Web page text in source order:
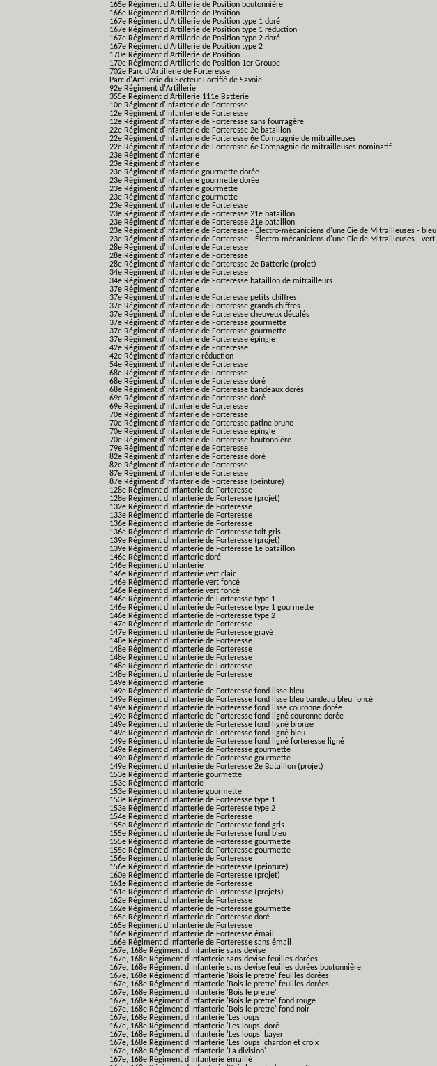
165e Régiment d'Artillerie de Position boutonnière
166e Régiment d'Artillerie de Position
167e Régiment d'Artillerie de Position type 1 doré
167e Régiment d'Artillerie de Position type 1 réduction
167e Régiment d'Artillerie de Position type 2 doré
167e Régiment d'Artillerie de Position type 2
170e Régiment d'Artillerie de Position
170e Régiment d'Artillerie de Position 1er Groupe
702e Parc d'Artillerie de Forteresse
Parc d'Artillerie du Secteur Fortifié de Savoie
92e Régiment d'Artillerie
355e Régiment d'Artillerie 111e Batterie
10e Régiment d'Infanterie de Forteresse
12e Régiment d'Infanterie de Forteresse
12e Régiment d'Infanterie de Forteresse sans fourragère
22e Régiment d'Infanterie de Forteresse 2e bataillon
22e Régiment d'Infanterie de Forteresse 6e Compagnie de mitrailleuses
22e Régiment d'Infanterie de Forteresse 6e Compagnie de mitrailleuses nominatif
23e Régiment d'Infanterie
23e Régiment d'Infanterie
23e Régiment d'Infanterie gourmette dorée
23e Régiment d'Infanterie gourmette dorée
23e Régiment d'Infanterie gourmette
23e Régiment d'Infanterie gourmette
23e Régiment d'Infanterie de Forteresse
23e Régiment d'Infanterie de Forteresse 21e bataillon
23e Régiment d'Infanterie de Forteresse 21e bataillon
23e Régiment d'Infanterie de Forteresse - Électro-mécaniciens d'une Cie de Mitrailleuses - bleu
23e Régiment d'Infanterie de Forteresse - Électro-mécaniciens d'une Cie de Mitrailleuses - vert
28e Régiment d'Infanterie de Forteresse
28e Régiment d'Infanterie de Forteresse
28e Régiment d'Infanterie de Forteresse 2e Batterie (projet)
34e Régiment d'Infanterie de Forteresse
34e Régiment d'Infanterie de Forteresse bataillon de mitrailleurs
37e Régiment d'Infanterie
37e Régiment d'Infanterie de Forteresse petits chiffres
37e Régiment d'Infanterie de Forteresse grands chiffres
37e Régiment d'Infanterie de Forteresse cheuveux décalés
37e Régiment d'Infanterie de Forteresse gourmette
37e Régiment d'Infanterie de Forteresse gourmette
37e Régiment d'Infanterie de Forteresse épingle
42e Régiment d'Infanterie de Forteresse
42e Régiment d'Infanterie réduction
54e Régiment d'Infanterie de Forteresse
68e Régiment d'Infanterie de Forteresse
68e Régiment d'Infanterie de Forteresse doré
68e Régiment d'Infanterie de Forteresse bandeaux dorés
69e Régiment d'Infanterie de Forteresse doré
69e Régiment d'Infanterie de Forteresse
70e Régiment d'Infanterie de Forteresse
70e Régiment d'Infanterie de Forteresse patine brune
70e Régiment d'Infanterie de Forteresse épingle
70e Régiment d'Infanterie de Forteresse boutonnière
79e Régiment d'Infanterie de Forteresse
82e Régiment d'Infanterie de Forteresse doré
82e Régiment d'Infanterie de Forteresse
87e Régiment d'Infanterie de Forteresse
87e Régiment d'Infanterie de Forteresse (peinture)
128e Régiment d'Infanterie de Forteresse
128e Régiment d'Infanterie de Forteresse (projet)
132e Régiment d'Infanterie de Forteresse
133e Régiment d'Infanterie de Forteresse
136e Régiment d'Infanterie de Forteresse
136e Régiment d'Infanterie de Forteresse toit gris
139e Régiment d'Infanterie de Forteresse (projet)
139e Régiment d'Infanterie de Forteresse 1e bataillon
146e Régiment d'Infanterie doré
146e Régiment d'Infanterie
146e Régiment d'Infanterie vert clair
146e Régiment d'Infanterie vert foncé
146e Régiment d'Infanterie vert foncé
146e Régiment d'Infanterie de Forteresse type 1
146e Régiment d'Infanterie de Forteresse type 1 gourmette
146e Régiment d'Infanterie de Forteresse type 2
147e Régiment d'Infanterie de Forteresse
147e Régiment d'Infanterie de Forteresse gravé
148e Régiment d'Infanterie de Forteresse
148e Régiment d'Infanterie de Forteresse
148e Régiment d'Infanterie de Forteresse
148e Régiment d'Infanterie de Forteresse
148e Régiment d'Infanterie de Forteresse
149e Régiment d'Infanterie
149e Régiment d'Infanterie de Forteresse fond lisse bleu
149e Régiment d'Infanterie de Forteresse fond lisse bleu bandeau bleu foncé
149e Régiment d'Infanterie de Forteresse fond lisse couronne dorée
149e Régiment d'Infanterie de Forteresse fond ligné couronne dorée
149e Régiment d'Infanterie de Forteresse fond ligné bronze
149e Régiment d'Infanterie de Forteresse fond ligné bleu
149e Régiment d'Infanterie de Forteresse fond ligné forteresse ligné
149e Régiment d'Infanterie de Forteresse gourmette
149e Régiment d'Infanterie de Forteresse gourmette
149e Régiment d'Infanterie de Forteresse 2e Bataillon (projet)
153e Régiment d'Infanterie gourmette
153e Régiment d'Infanterie
153e Régiment d'Infanterie gourmette
153e Régiment d'Infanterie de Forteresse type 1
153e Régiment d'Infanterie de Forteresse type 2
154e Régiment d'Infanterie de Forteresse
155e Régiment d'Infanterie de Forteresse fond gris
155e Régiment d'Infanterie de Forteresse fond bleu
155e Régiment d'Infanterie de Forteresse gourmette
155e Régiment d'Infanterie de Forteresse gourmette
156e Régiment d'Infanterie de Forteresse
156e Régiment d'Infanterie de Forteresse (peinture)
160e Régiment d'Infanterie de Forteresse (projet)
161e Régiment d'Infanterie de Forteresse
161e Régiment d'Infanterie de Forteresse (projets)
162e Régiment d'Infanterie de Forteresse
162e Régiment d'Infanterie de Forteresse gourmette
165e Régiment d'Infanterie de Forteresse doré
165e Régiment d'Infanterie de Forteresse
166e Régiment d'Infanterie de Forteresse émail
166e Régiment d'Infanterie de Forteresse sans émail
167e, 168e Régiment d'Infanterie sans devise
167e, 168e Régiment d'Infanterie sans devise feuilles dorées
167e, 168e Régiment d'Infanterie sans devise feuilles dorées boutonnière
167e, 168e Régiment d'Infanterie 'Bois le pretre' feuilles dorées
167e, 168e Régiment d'Infanterie 'Bois le pretre' feuilles dorées
167e, 168e Régiment d'Infanterie 'Bois le pretre'
167e, 168e Régiment d'Infanterie 'Bois le pretre' fond rouge
167e, 168e Régiment d'Infanterie 'Bois le pretre' fond noir
167e, 168e Régiment d'Infanterie 'Les loups'
167e, 168e Régiment d'Infanterie 'Les loups' doré
167e, 168e Régiment d'Infanterie 'Les loups' bayer
167e, 168e Régiment d'Infanterie 'Les loups' chardon et croix
167e, 168e Régiment d'Infanterie 'La division'
167e, 168e Régiment d'Infanterie émaillé